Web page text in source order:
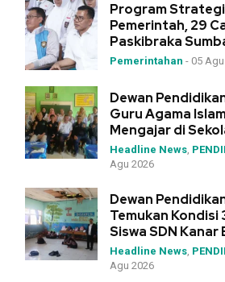
Program
Pemerintah, 29
Paskibraka
Ikuti Diklat 3 Wakili
Pemerintahan - 05
Dewan
Guru Agama
Mengajar di
Tanpa Siswa
Dipindahkan
Headline News,
Agu 2026
Dewan
Temukan Kondisi
Siswa SDN Kanar
di Tengah
Headline News,
Agu 2026